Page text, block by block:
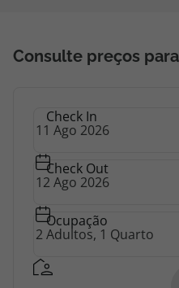
Consulte preços
Check In
Check Out
Ocupação